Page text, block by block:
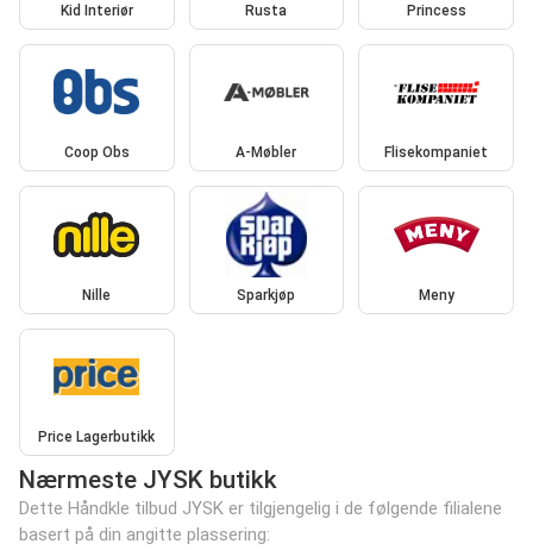
Kid Interiør Rusta Princess
Coop Obs A-Møbler Flisekompaniet
Nille Sparkjøp Meny
Price Lagerbutikk
Nærmeste JYSK butikk
Dette Håndkle tilbud JYSK er tilgjengelig i de følgende filialene
basert på din angitte plassering: